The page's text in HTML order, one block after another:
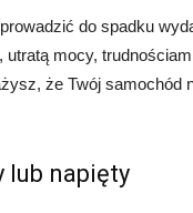
do spadku
mocy,
że Twój samochód
lub napięty